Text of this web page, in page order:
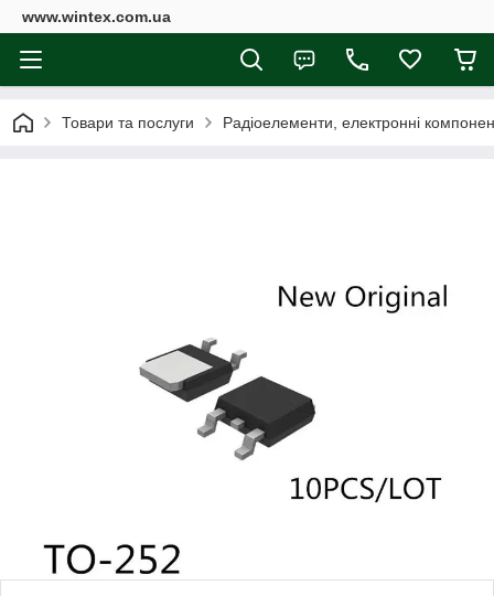
www.wintex.com.ua
Товари та послуги Радіоелементи, електронні